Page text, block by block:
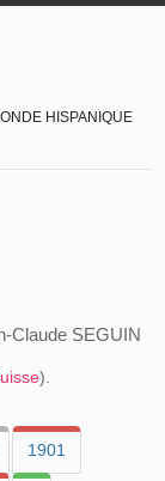
HISPANIQUE
Claude SEGUIN
).
1901